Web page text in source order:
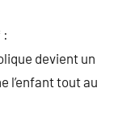
:
devient un
l’enfant tout au